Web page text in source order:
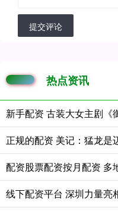
提交评论
热点资讯
新手配资 古装大女主剧《
配资股票配资按月配资 多